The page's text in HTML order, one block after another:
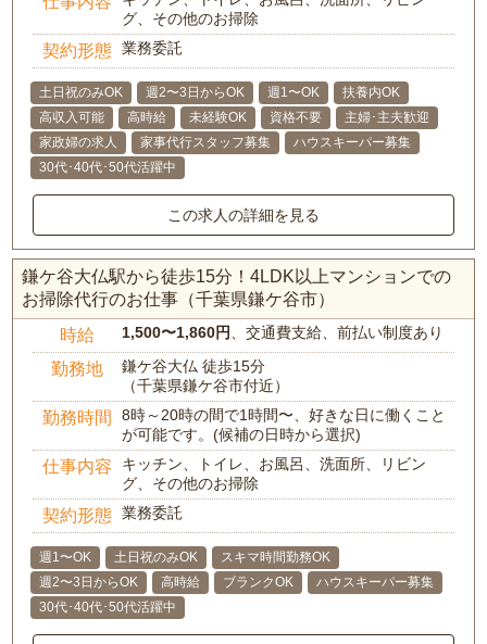
グ、その他のお掃除
契約形態 業務委託
土日祝のみOK 週2〜3日からOK 週1〜OK
扶養内OK
高収入可能
高時給 未経験OK 資格不要
主婦･主夫歓迎
家政婦の求人
家事代行スタッフ募集
ハウスキーパー募集
30代･40代･50代活躍中
この求人の詳細を見る
鎌ケ谷大仏駅から徒歩15分！4LDK以上マンションでの
お掃除代行のお仕事（千葉県鎌ケ谷市）
時給 1,500〜1,860円 、交通費支給、前払い制度あり
勤務地
鎌ケ谷大仏 徒歩15分
（千葉県鎌ケ谷市付近）
勤務時間
8時～20時の間で1時間〜、好きな日に働くこと
が可能です。(候補の日時から選択)
仕事内容
キッチン、トイレ、お風呂、洗面所、リビン
グ、その他のお掃除
契約形態 業務委託
週1〜OK 土日祝のみOK
スキマ時間勤務OK
週2〜3日からOK
高時給 ブランクOK
ハウスキーパー募集
30代･40代･50代活躍中